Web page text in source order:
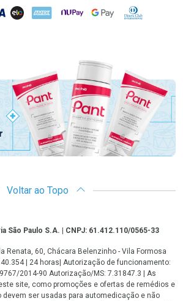
ELO AMEX NuPay Google PayDiners Club
Destaque
Voltar ao Topo
São Paulo S.A. | CNPJ: 61.412.110/0565-33
Renata, 60, Chácara Belenzinho - Vila Formosa
40.354 | 24 horas| Autorização de funcionamento:
2014-90 Autorização/MS: 7.31847.3 | As
site, como promoções e ofertas de remédios e
ser usadas para automedicação e não